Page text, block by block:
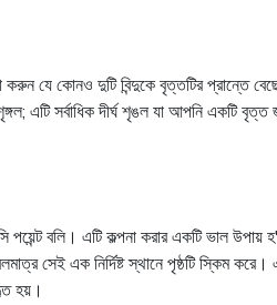
যে কোনও দুটি বিন্দুকে বৃত্তটির প্রান্তে
এটি সর্বাধিক দীর্ঘ শৃঙল যা আপনি একটি
বলি। এটি কল্পনা করার একটি ভাল
এক নির্দিষ্ট স্থানে পৃষ্ঠটি স্কিম করে।
হয়।